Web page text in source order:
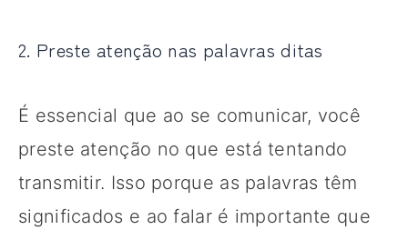
2. Preste atenção nas palavras ditas
É essencial que ao se comunicar, você
preste atenção no que está tentando
transmitir. Isso porque as palavras têm
significados e ao falar é importante que